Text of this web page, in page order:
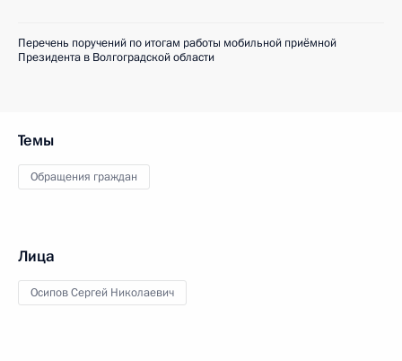
Перечень поручений по итогам работы мобильной приёмной
Президента в Волгоградской области
Темы
Обращения граждан
Лица
Осипов Сергей Николаевич